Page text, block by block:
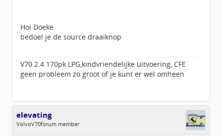
Hoi Doeke
bedoel je de source draaiknop
V70 2.4 170pk LPG,kindvriendelijke uitvoering, CFE
geen probleem zo groot of je kunt er wel omheen
elevating
VolvoV70forum member